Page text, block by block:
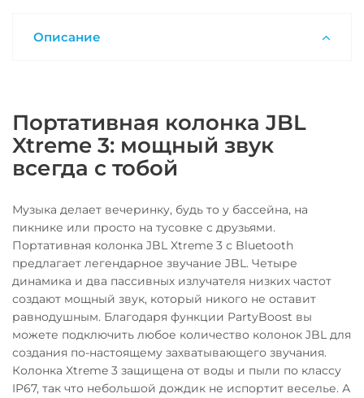
Описание
Портативная колонка JBL
Xtreme 3: мощный звук
всегда с тобой
Музыка делает вечеринку, будь то у бассейна, на
пикнике или просто на тусовке с друзьями.
Портативная колонка JBL Xtreme 3 с Bluetooth
предлагает легендарное звучание JBL. Четыре
динамика и два пассивных излучателя низких частот
создают мощный звук, который никого не оставит
равнодушным. Благодаря функции PartyBoost вы
можете подключить любое количество колонок JBL для
создания по-настоящему захватывающего звучания.
Колонка Xtreme 3 защищена от воды и пыли по классу
IP67, так что небольшой дождик не испортит веселье. А